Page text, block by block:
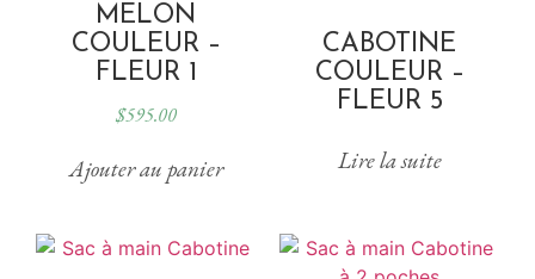
MELON
COULEUR –
FLEUR 1
$595.00
Ajouter au panier
CABOTINE
COULEUR –
FLEUR 5
Lire la suite